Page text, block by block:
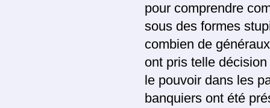
pour comprendre
sous des formes
combien de
ont pris telle
le pouvoir dans les
banquiers ont été